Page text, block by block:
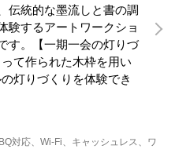
伝統的な墨流しと書の調
験するアートワークショ
す。【一期一会の灯りづ
て作られた木枠を用い
灯りづくりを体験でき
対応 Wi-Fi キャッシュレス
ワ